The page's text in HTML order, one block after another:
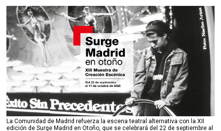
La Comunidad de Madrid refuerza la escena teatral alternativa con la XII
edición de Surge Madrid en Otoño, que se celebrará del 22 de septiembre al